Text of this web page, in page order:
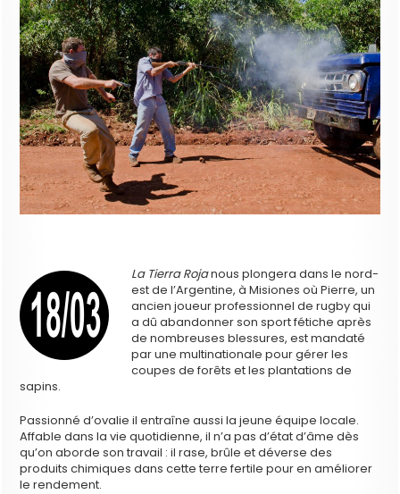
La Tierra Rojanous plongera dans le nord-
est de l’Argentine, à Misiones où Pierre, un
ancien joueur professionnel de rugby qui
a dû abandonner son sport fétiche après
de nombreuses blessures, est mandaté
par une multinationale pour gérer les
coupes de forêts et les plantations de
sapins.
Passionné d’ovalie il entraîne aussi la jeune équipe locale.
Affable dans la vie quotidienne, il n’a pas d’état d’âme dès
qu’on aborde son travail : il rase, brûle et déverse des
produits chimiques dans cette terre fertile pour en améliorer
le rendement.